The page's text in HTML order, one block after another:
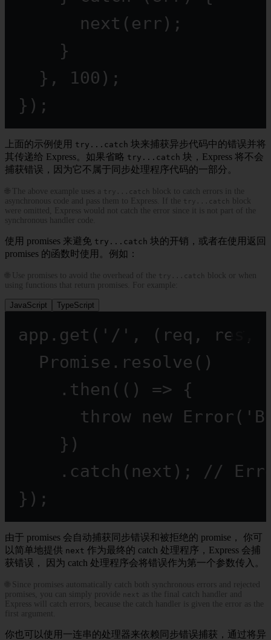
next (err);
}
},
100 );
});
上面的示例使用 try...catch 块来捕获异步代码中的错误并将
其传递给 Express。如果省略 try...catch 块，Express 将不会
捕获错误，因为它不属于同步处理程序代码的一部分。
🌐 The above example uses a try...catch
block to catch errors in the
asynchronous code and pass them to Express. If the
try...catch
block
were omitted, Express would not catch the error since it is not part of the
synchronous handler code.
使用 promises 来避免 try...catch 块的开销，或者在使用返回
promises 的函数时使用。例如：
🌐 Use promises to avoid the overhead of the try...catch
block or when
using functions that return promises. For example:
JavaScript TypeScript
app. get ( '/' , ( req , res
Promise . resolve ()
. then (() => {
throw
new Error (
})
. catch (next);
//
});
由于 promises 会自动捕获同步错误和被拒绝的 promise， 你可
以简单地提供 next 作为最终的 catch 处理程序，Express 会捕
获错误， 因为 catch 处理程序会将错误作为第一个参数传入。
🌐 Since promises automatically catch both synchronous errors and rejected
promises, you can simply provide
next
as the final catch handler and
Express will catch errors, because the catch handler is given the error as the
first argument.
你也可以使用一连串的处理器来依赖同步错误捕获，通过将异